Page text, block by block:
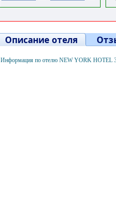
Описание отеля
Информация по отелю NEW YORK HOTEL